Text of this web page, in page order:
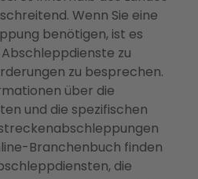
Wenn Sie eine
benötigen, ist es
zu
zu besprechen.
über die
und die spezifischen
Branchenbuch finden
die